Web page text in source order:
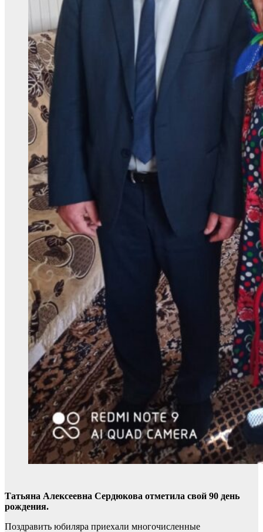
Татьяна Алексеевна Сердюкова отметила свой 90 день
рождения.
Поздравить юбиляра приехали многочисленные